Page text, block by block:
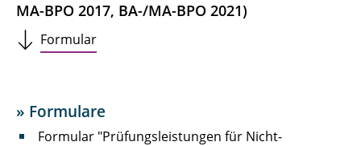
Master KTW
Wochenplan
MA-BPO 2017, BA-/MA-BPO 2021)
Formular
» Formulare
Formular "Prüfungsleistungen für Nicht-